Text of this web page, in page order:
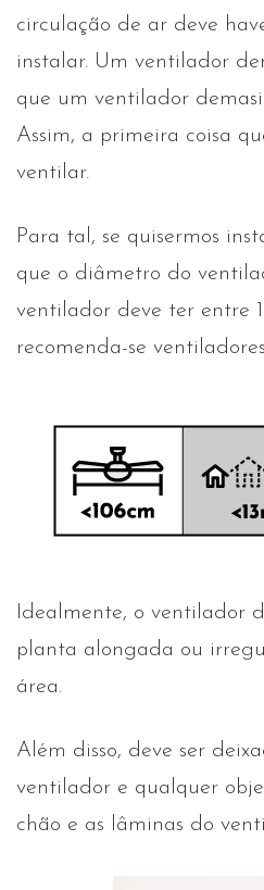
circulação de ar deve
instalar. Um ventilador
que um ventilador
Assim, a primeira coisa
ventilar.
Para tal, se quisermos
que o diâmetro do
ventilador deve ter entre
recomenda-se
Idealmente, o ventilador
planta alongada ou
área.
Além disso, deve ser
ventilador e qualquer
chão e as lâminas do